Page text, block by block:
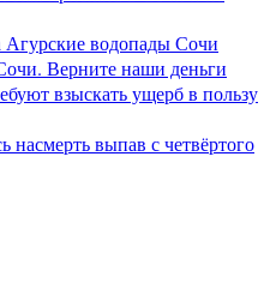
водопады Сочи
Верните наши деньги
взыскать ущерб в пользу
насмерть выпав с четвёртого